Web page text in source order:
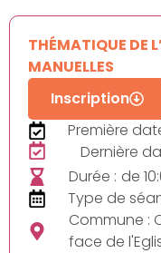
THÉMATIQUE DE
MANUELLES
Inscription
Première
Dernière
Durée : de
Type de
Commune :
face de